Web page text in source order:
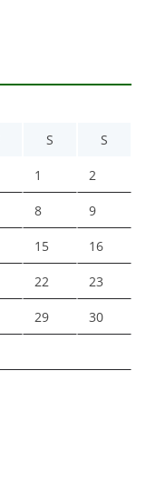
S S
1 2
8 9
15 16
22 23
29 30